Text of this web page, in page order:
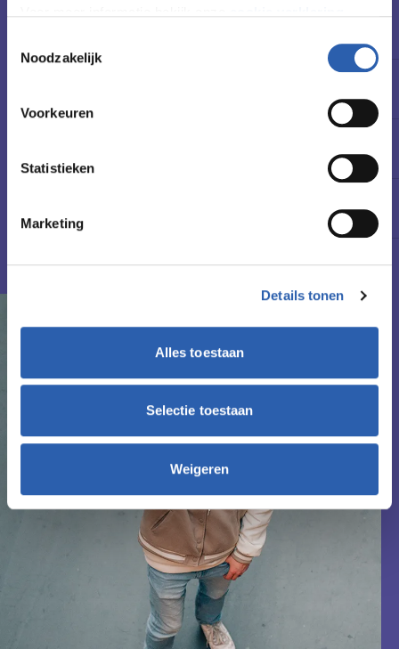
We werken samen met
die uw gegevens
Noodzakelijk
Voorkeuren
Statistieken
Marketing
Details tonen
Alles toestaan
Selectie toestaan
Weigeren
2027-2028